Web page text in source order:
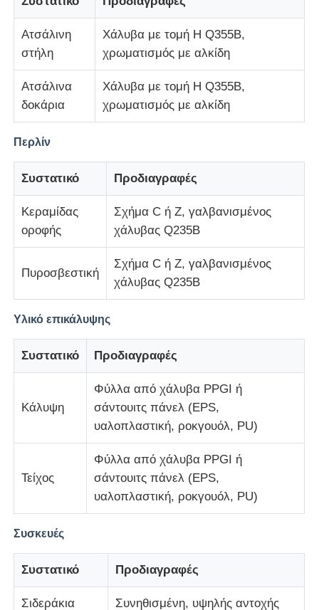
Ποιοτικός έλεγχος
επαφή
Ζητήστε ένα απόσπασμα
Προετοιμασμένο σπίτι από ελαφρά χάλυβα
Κτίριο Μεταλλικών Κατασκευών
εργαστήριο μεταλλικών κατασκευών
αποθήκη μεταλλικών κατασκευών
Εμπορικά κτίρια από χάλυβα
Δομές Εξόρυξης
Αεροδρόμιο από χαλύβδινη κατασκευή
Πτηνοτροφείο από χάλυβα
Σιδηροδρομική δομή Πύργος δεξαμενής νερού
Ατσάλινη
στήλη
Χάλυβα με τομή H Q355B,
χρωματισμός με αλκίδη
Ατσάλινα
δοκάρια
Χάλυβα με τομή H Q355B,
χρωματισμός με αλκίδη
Περλίν
Συστατικό Προδιαγραφές
Κεραμίδας
οροφής
Σχήμα C ή Z, γαλβανισμένος
χάλυβας Q235B
Πυροσβεστική
Σχήμα C ή Z, γαλβανισμένος
χάλυβας Q235B
Υλικό επικάλυψης
Συστατικό Προδιαγραφές
Κάλυψη
Φύλλα από χάλυβα PPGI ή
σάντουιτς πάνελ (EPS,
υαλοπλαστική, ροκγουόλ, PU)
Τείχος
Φύλλα από χάλυβα PPGI ή
σάντουιτς πάνελ (EPS,
υαλοπλαστική, ροκγουόλ, PU)
Συσκευές
Συστατικό Προδιαγραφές
Σιδεράκια Συνηθισμένη, υψηλής αντοχής